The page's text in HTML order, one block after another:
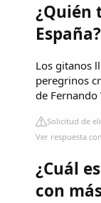
¿Quién
España?
Los gitanos
peregrinos
de Fernando
Solicitud de
Ver respuesta
¿Cuál
con